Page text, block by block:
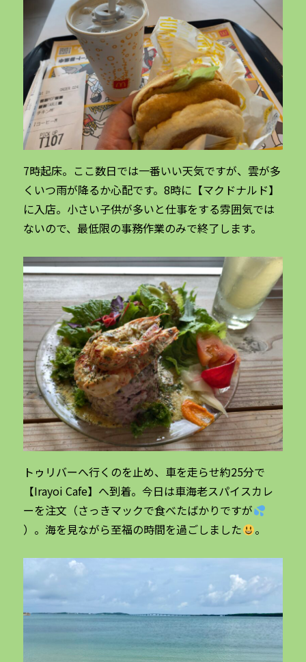
7時起床。ここ数日では一番いい天気ですが、雲が多
くいつ雨が降るか心配です。8時に【マクドナルド】
に入店。小さい子供が多いと仕事をする雰囲気では
ないので、最低限の事務作業のみで終了します。
トゥリバーへ行くのを止め、車を走らせ約25分で
【Irayoi Cafe】へ到着。今日は車海老スパイスカレ
ーを注文（さっきマックで食べたばかりですが
）。海を見ながら至福の時間を過ごしました
。